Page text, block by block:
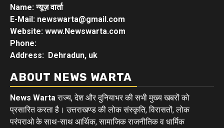
Name: न्यूज़ वार्ता
E-Mail: newswarta@gmail.com
Website: www.Newswarta.com
Phone:
Address: Dehradun, uk
ABOUT NEWS WARTA
News Wartaराज्य, देश और दुनियाभर की सभी मुख्य खबरों को
प्रसारित करता है। उत्तराखण्ड की लोक संस्कृति, विरासतों, लोक
परंपराओ के साथ-साथ आर्थिक, सामाजिक राजनीतिक व धार्मिक